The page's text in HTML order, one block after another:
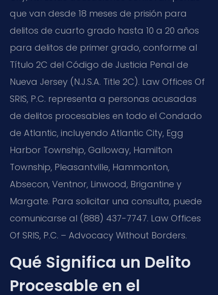
que van desde 18 meses de prisión para
delitos de cuarto grado hasta 10 a 20 años
para delitos de primer grado, conforme al
Título 2C del Código de Justicia Penal de
Nueva Jersey (N.J.S.A. Title 2C). Law Offices Of
SRIS, P.C. representa a personas acusadas
de delitos procesables en todo el Condado
de Atlantic, incluyendo Atlantic City, Egg
Harbor Township, Galloway, Hamilton
Township, Pleasantville, Hammonton,
Absecon, Ventnor, Linwood, Brigantine y
Margate. Para solicitar una consulta, puede
comunicarse al (888) 437-7747. Law Offices
Of SRIS, P.C. – Advocacy Without Borders.
Qué Significa un Delito
Procesable en el